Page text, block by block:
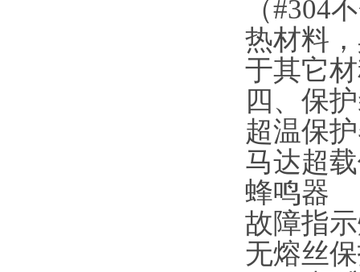
（#304
热材料
于其它
四、保
超温保
马达超
蜂鸣器
故障指
无熔丝